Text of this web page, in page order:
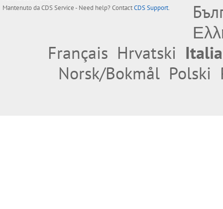
Mantenuto daCDS Service- Need help? ContactCDS Support.
Français Hrvatski
Norsk/Bokmål Polski